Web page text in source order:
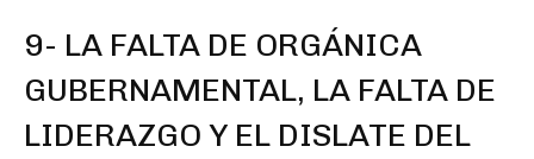
9- LA FALTA DE ORGÁNICA
GUBERNAMENTAL, LA FALTA DE
LIDERAZGO Y EL DISLATE DEL